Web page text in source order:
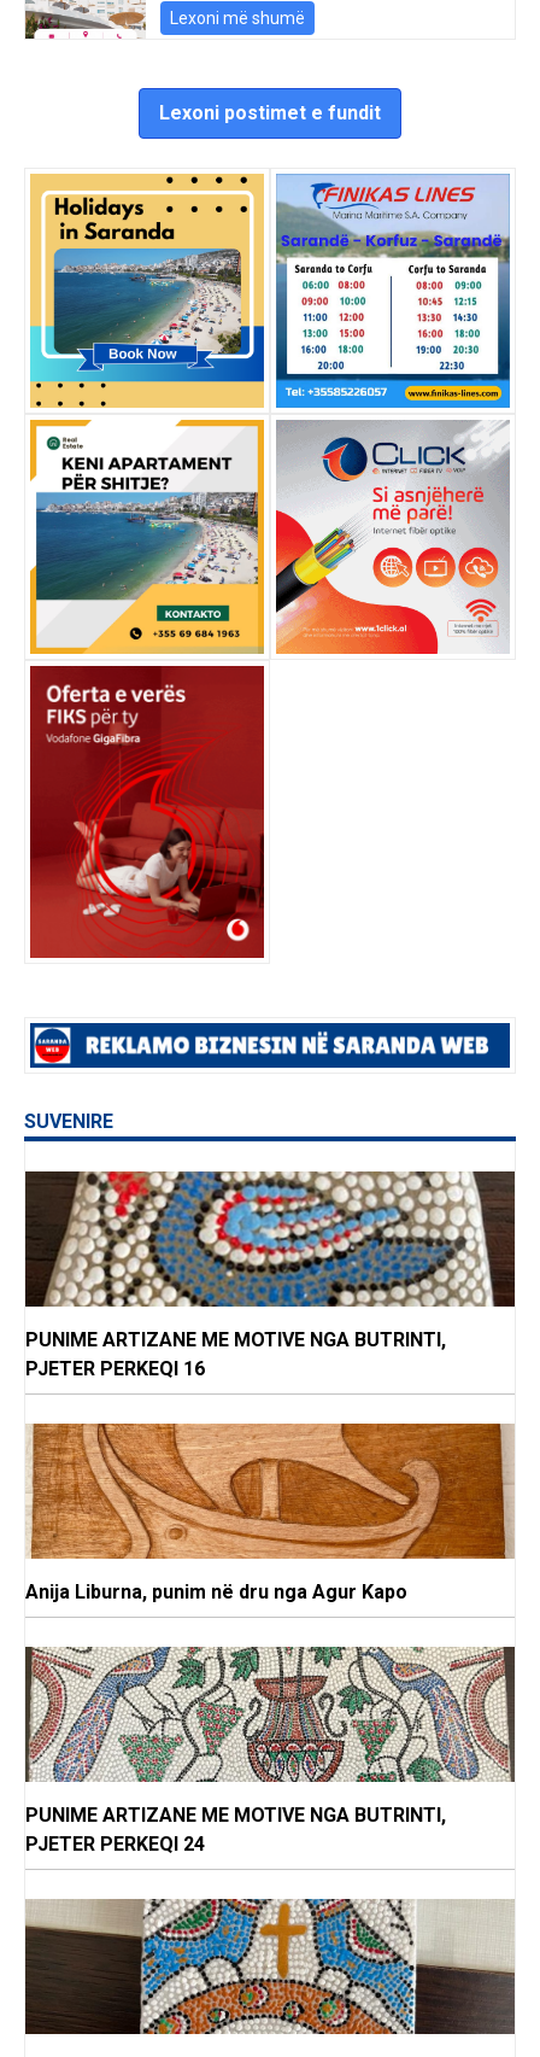
Lexoni më shumë
Lexoni postimet e fundit
SUVENIRE
PUNIME ARTIZANE ME MOTIVE NGA BUTRINTI,
PJETER PERKEQI 16
Anija Liburna, punim në dru nga Agur Kapo
PUNIME ARTIZANE ME MOTIVE NGA BUTRINTI,
PJETER PERKEQI 24